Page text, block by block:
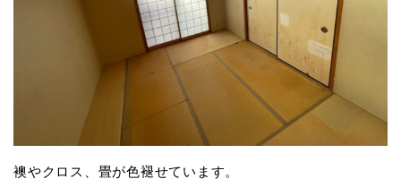
襖やクロス、畳が色褪せています。